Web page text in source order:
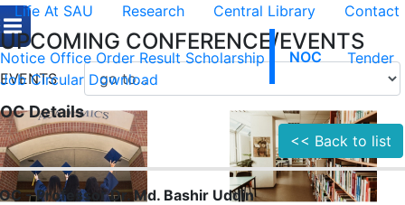
Life At SAU
Research Central Library Contact
UPCOMING CONFERENCE/EVENTS
EVENTS
Notice Office Order Result Scholarship NOC
Tender
Job Circular Download
Details
<< Back to list
- Professor Dr. Md. Bashir Uddin